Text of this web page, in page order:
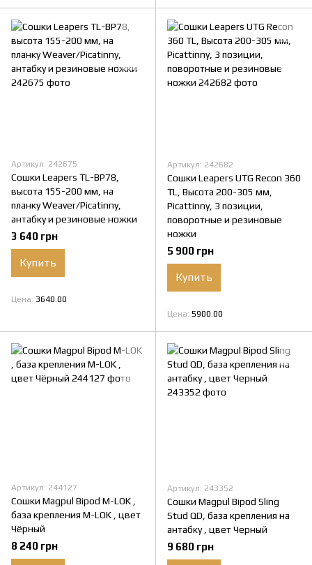
Артикул: 242675
Сошки Leapers TL-BP78,
высота 155-200 мм, на
планку Weaver/Picatinny,
антабку и резиновые ножки
3 640 грн
Купить
Цена 3640.00
Артикул: 242682
Сошки Leapers UTG Recon 360
TL, Высота 200-305 мм,
Picattinny, 3 позиции,
поворотные и резиновые
ножки
5 900 грн
Купить
Цена 5900.00
Артикул: 244127
Сошки Magpul Bipod M-LOK ,
база крепления M-LOK , цвет
Чёрный
8 240 грн
Артикул: 243352
Сошки Magpul Bipod Sling
Stud QD, база крепления на
антабку , цвет Черный
9 680 грн